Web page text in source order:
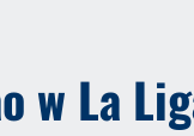
w La